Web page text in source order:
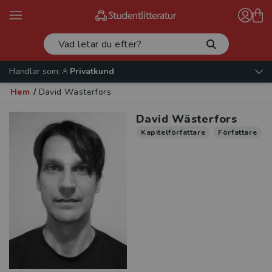
Handlar som:
Privatkund
Hem / David Wästerfors
David Wästerfors
Kapitelförfattare Författare